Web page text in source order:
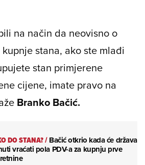
na način da neovisno o
stana, ako ste mlađi
stan primjerene
cijene, imate pravo na
Branko Bačić.
DO STANA?/Bačić otkrio kada će država
vraćati pola PDV-a za kupnju prve